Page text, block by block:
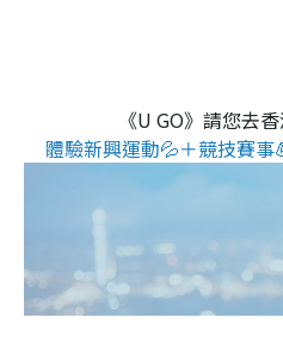
《U GO》請您去
體驗新興運動💦＋競技賽